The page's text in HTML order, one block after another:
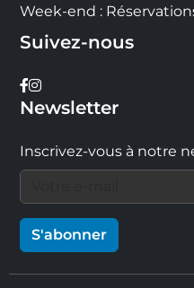
Week-end :
Suivez-nous
Newsletter
Inscrivez-vous à notre
S'abonner